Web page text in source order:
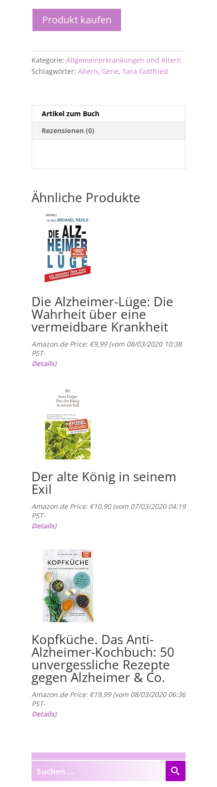
Produkt kaufen
Kategorie: Allgemeinerkrankungen und Altern
Schlagwörter: Altern, Gene, Sara Gottfried
Artikel zum Buch
Rezensionen (0)
Ähnliche Produkte
Die Alzheimer-Lüge: Die
Wahrheit über eine
vermeidbare Krankheit
Amazon.de Price: €9,99(vom 08/03/2020 10:38
PST-
Details)
Der alte König in seinem
Exil
Amazon.de Price: €10,90(vom 07/03/2020 04:19
PST-
Details)
Kopfküche. Das Anti-
Alzheimer-Kochbuch: 50
unvergessliche Rezepte
gegen Alzheimer & Co.
Amazon.de Price: €19,99(vom 08/03/2020 06:36
PST-
Details)